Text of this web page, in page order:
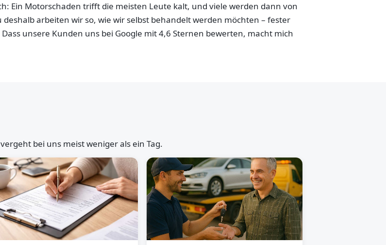
Ein Motorschaden trifft die meisten Leute kalt, und viele werden dann von
arbeiten wir so, wie wir selbst behandelt werden möchten – fester
unsere Kunden uns bei Google mit 4,6 Sternen bewerten, macht mich
bei uns meist weniger als ein Tag.